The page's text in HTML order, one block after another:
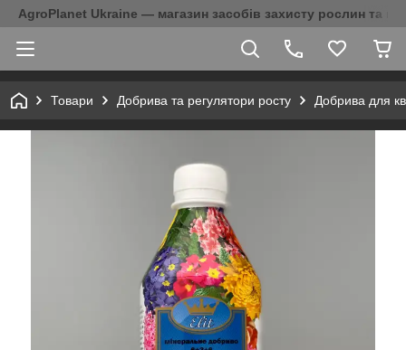
AgroPlanet Ukraine — магазин засобів захисту рослин та
Товари Добрива та регулятори росту Добрива для